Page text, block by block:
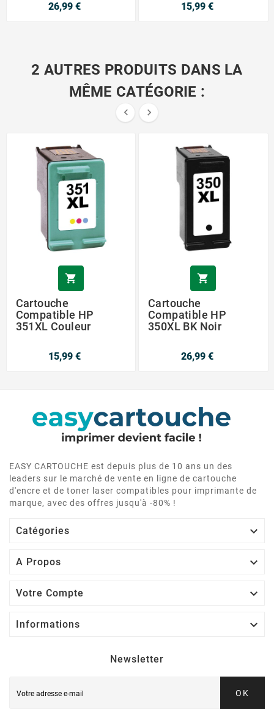
26,99 € 15,99 €
2 AUTRES PRODUITS DANS LA
MÊME CATÉGORIE :
 

Cartouche
Compatible HP
351XL Couleur
15,99 €

Cartouche
Compatible HP
350XL BK Noir
26,99 €
EASY CARTOUCHE est depuis plus de 10 ans un des
leaders sur le marché de vente en ligne de cartouche
d'encre et de toner laser compatibles pour imprimante de
marque, avec des offres jusqu'à -80% !
Catégories 
A Propos 
Votre Compte 
Informations 
Newsletter
OK